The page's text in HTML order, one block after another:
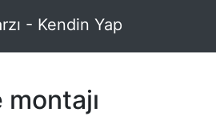
- Kendin Yap
montajı